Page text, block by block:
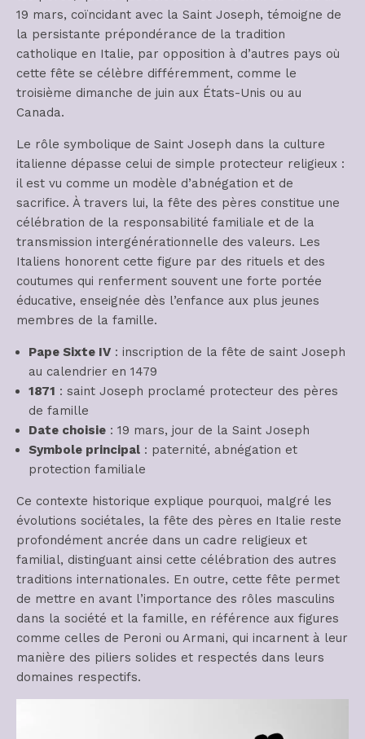
19 mars, coïncidant avec la Saint Joseph, témoigne de
la persistante prépondérance de la tradition
catholique en Italie, par opposition à d’autres pays où
cette fête se célèbre différemment, comme le
troisième dimanche de juin aux États-Unis ou au
Canada.
Le rôle symbolique de Saint Joseph dans la culture
italienne dépasse celui de simple protecteur religieux :
il est vu comme un modèle d’abnégation et de
sacrifice. À travers lui, la fête des pères constitue une
célébration de la responsabilité familiale et de la
transmission intergénérationnelle des valeurs. Les
Italiens honorent cette figure par des rituels et des
coutumes qui renferment souvent une forte portée
éducative, enseignée dès l’enfance aux plus jeunes
membres de la famille.
Pape Sixte IV : inscription de la fête de saint Joseph
au calendrier en 1479
1871 : saint Joseph proclamé protecteur des pères
de famille
Date choisie : 19 mars, jour de la Saint Joseph
Symbole principal : paternité, abnégation et
protection familiale
Ce contexte historique explique pourquoi, malgré les
évolutions sociétales, la fête des pères en Italie reste
profondément ancrée dans un cadre religieux et
familial, distinguant ainsi cette célébration des autres
traditions internationales. En outre, cette fête permet
de mettre en avant l’importance des rôles masculins
dans la société et la famille, en référence aux figures
comme celles de Peroni ou Armani, qui incarnent à leur
manière des piliers solides et respectés dans leurs
domaines respectifs.